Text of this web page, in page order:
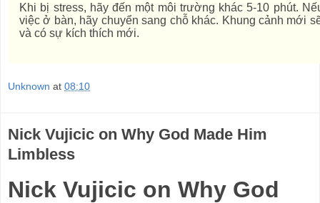
Khi bị stress, hãy đến một môi trường khác 5-10 phút.
việc ở bàn, hãy chuyển sang chỗ khác. Khung cảnh mới
và có sự kích thích mới.
Unknown at 08:10
Nick Vujicic on Why God Made Him
Limbless
Nick Vujicic on Why God